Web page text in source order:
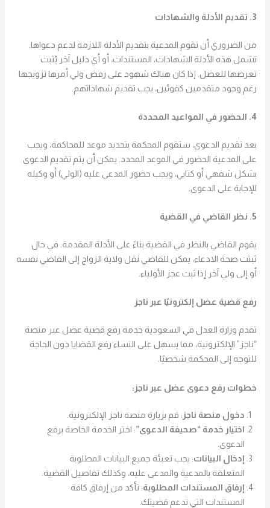
3. تقديم الأدلة والشهادات
من الضروري أن تقوم المدعية بتقديم الأدلة اللازمة لدعم دعواها.
تشمل هذه الأدلة الشهادات، المستندات، أو أي دليل آخر يُثبت
تعرضها للعضل. إذا كان هناك شهود على رفض ولي أمرها تزويجها
رغم وجود متقدمين كفوئين، يجب تقديم شهاداتهم.
4. الحضور في المواعيد المحددة
بعد تقديم الدعوى، ستقوم المحكمة بتحديد موعد للمحاكمة، ويجب
على المدعية الحضور في الموعد المحدد. يمكن أن يتم تقديم الدعوى
بشكل شفهي أو كتابي، ويجب حضور المدعى عليه (الولي) أو وكيله
للإجابة على الدعوى.
5. نظر القاضي في القضية
يقوم القاضي بالنظر في القضية بناءً على الأدلة المقدمة. في حال
ثبتت صحة الادعاء، يمكن للقاضي نقل ولاية الزواج إلى القاضي نفسه
أو إلى ولي آخر إذا ثبت عجز الأولياء.
رفع قضية عضل إلكترونيًا عبر ناجز
تقدم وزارة العدل في السعودية خدمة رفع قضية عضل عبر منصة
“ناجز” الإلكترونية، مما يسهل على النساء رفع القضايا دون الحاجة
للتوجه إلى المحكمة شخصيًا.
خطوات رفع دعوى عضل عبر ناجز:
دخول منصة ناجز : قم بزيارة منصة ناجز الإلكترونية.
اختيار خدمة “صحيفة الدعوى”: اختر الخدمة الخاصة برفع
الدعوى.
إدخال البيانات: يجب تعبئة جميع البيانات المطلوبة
المتعلقة بالمدعية والمدعى عليه، وكذلك تفاصيل القضية.
إرفاق المستندات المطلوبة: تأكد من إرفاق كافة
المستندات التي تدعم قضيتك.